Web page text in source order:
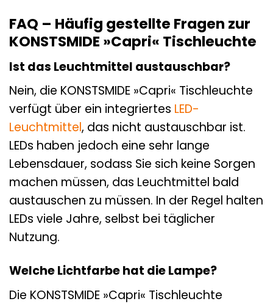
FAQ – Häufig gestellte Fragen zur
KONSTSMIDE »Capri« Tischleuchte
Ist das Leuchtmittel austauschbar?
Nein, die KONSTSMIDE »Capri« Tischleuchte
verfügt über ein integriertes LED-
Leuchtmittel, das nicht austauschbar ist.
LEDs haben jedoch eine sehr lange
Lebensdauer, sodass Sie sich keine Sorgen
machen müssen, das Leuchtmittel bald
austauschen zu müssen. In der Regel halten
LEDs viele Jahre, selbst bei täglicher
Nutzung.
Welche Lichtfarbe hat die Lampe?
Die KONSTSMIDE »Capri« Tischleuchte